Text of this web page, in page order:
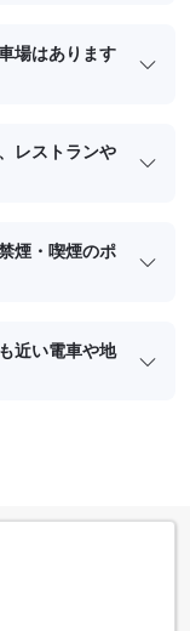
場はあります
レストランや
煙・喫煙のポ
近い電車や地